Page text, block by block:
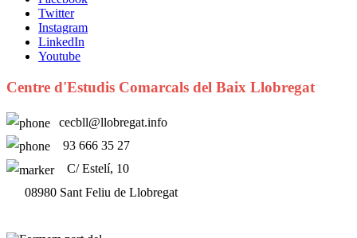
Twitter
Instagram
LinkedIn
Youtube
Centre d'Estudis Comarcals del Baix Llobregat
cecbll@llobregat.info
93 666 35 27
C/ Estelí, 10
08980 Sant Feliu de Llobregat